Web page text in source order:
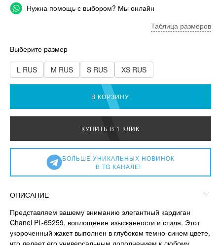
Нужна помощь с выбором? Мы онлайн
Таблица размеров
Выберите размер
L RUS M RUS S RUS XS RUS
В КОРЗИНУ
КУПИТЬ В 1 КЛИК
БОЛЬШЕ УНИКАЛЬНЫХ НОВИНОК
В TG КАНАЛЕ!
ОПИСАНИЕ
Представляем вашему вниманию элегантный кардиган
Chanel PL-65259, воплощение изысканности и стиля. Этот
укороченный жакет выполнен в глубоком темно-синем цвете,